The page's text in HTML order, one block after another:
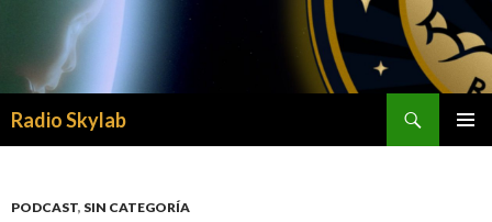
Radio Skylab
PODCAST, SIN CATEGORÍA